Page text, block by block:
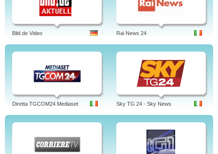
Bild.de Video Rai News 24
Diretta TGCOM24 Mediaset Sky TG 24 - Sky News